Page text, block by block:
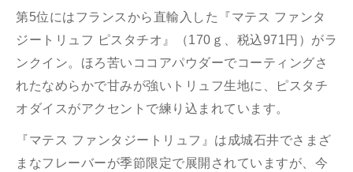
第5位にはフランスから直輸入した『マテス ファンタ
ジートリュフ ピスタチオ』（170ｇ、税込971円）がラ
ンクイン。ほろ苦いココアパウダーでコーティングさ
れたなめらかで甘みが強いトリュフ生地に、ピスタチ
オダイスがアクセントで練り込まれています。
『マテス ファンタジートリュフ』は成城石井でさまざ
まなフレーバーが季節限定で展開されていますが、今